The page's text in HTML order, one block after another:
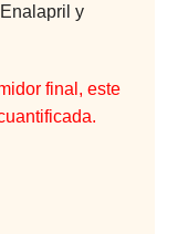
y
final, este